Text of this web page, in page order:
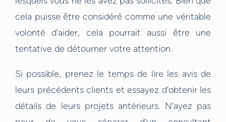
cela puisse être considéré comme une véritable
volonté d'aider, cela pourrait aussi être une
tentative de détourner votre attention.
Si possible, prenez le temps de lire les avis de
leurs précédents clients et essayez d’obtenir les
détails de leurs projets antérieurs. N'ayez pas